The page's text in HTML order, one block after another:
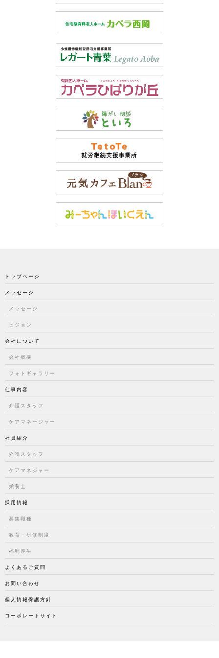
トップページ
メッセージ
メッセージ
ビジョン
会社について
会社概要
フォトギャラリー
仕事内容
介護スタッフ
ケアマネージャー
社員紹介
介護スタッフ
ケアマネジャー
栄養士
採用情報
募集職種
教育・研修制度
福利厚生
よくあるご質問
お問い合わせ
個人情報保護方針
コーポレートサイト